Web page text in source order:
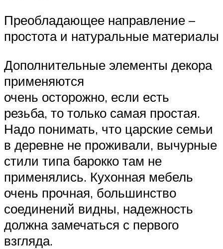
Преобладающее направление –
простота и натуральные материалы
Дополнительные элементы декора
применяются
очень осторожно, если есть
резьба, то только самая простая.
Надо понимать, что царские семьи
в деревне не проживали, вычурные
стили типа барокко там не
применялись. Кухонная мебель
очень прочная, большинство
соединений видны, надежность
должна замечаться с первого
взгляда.